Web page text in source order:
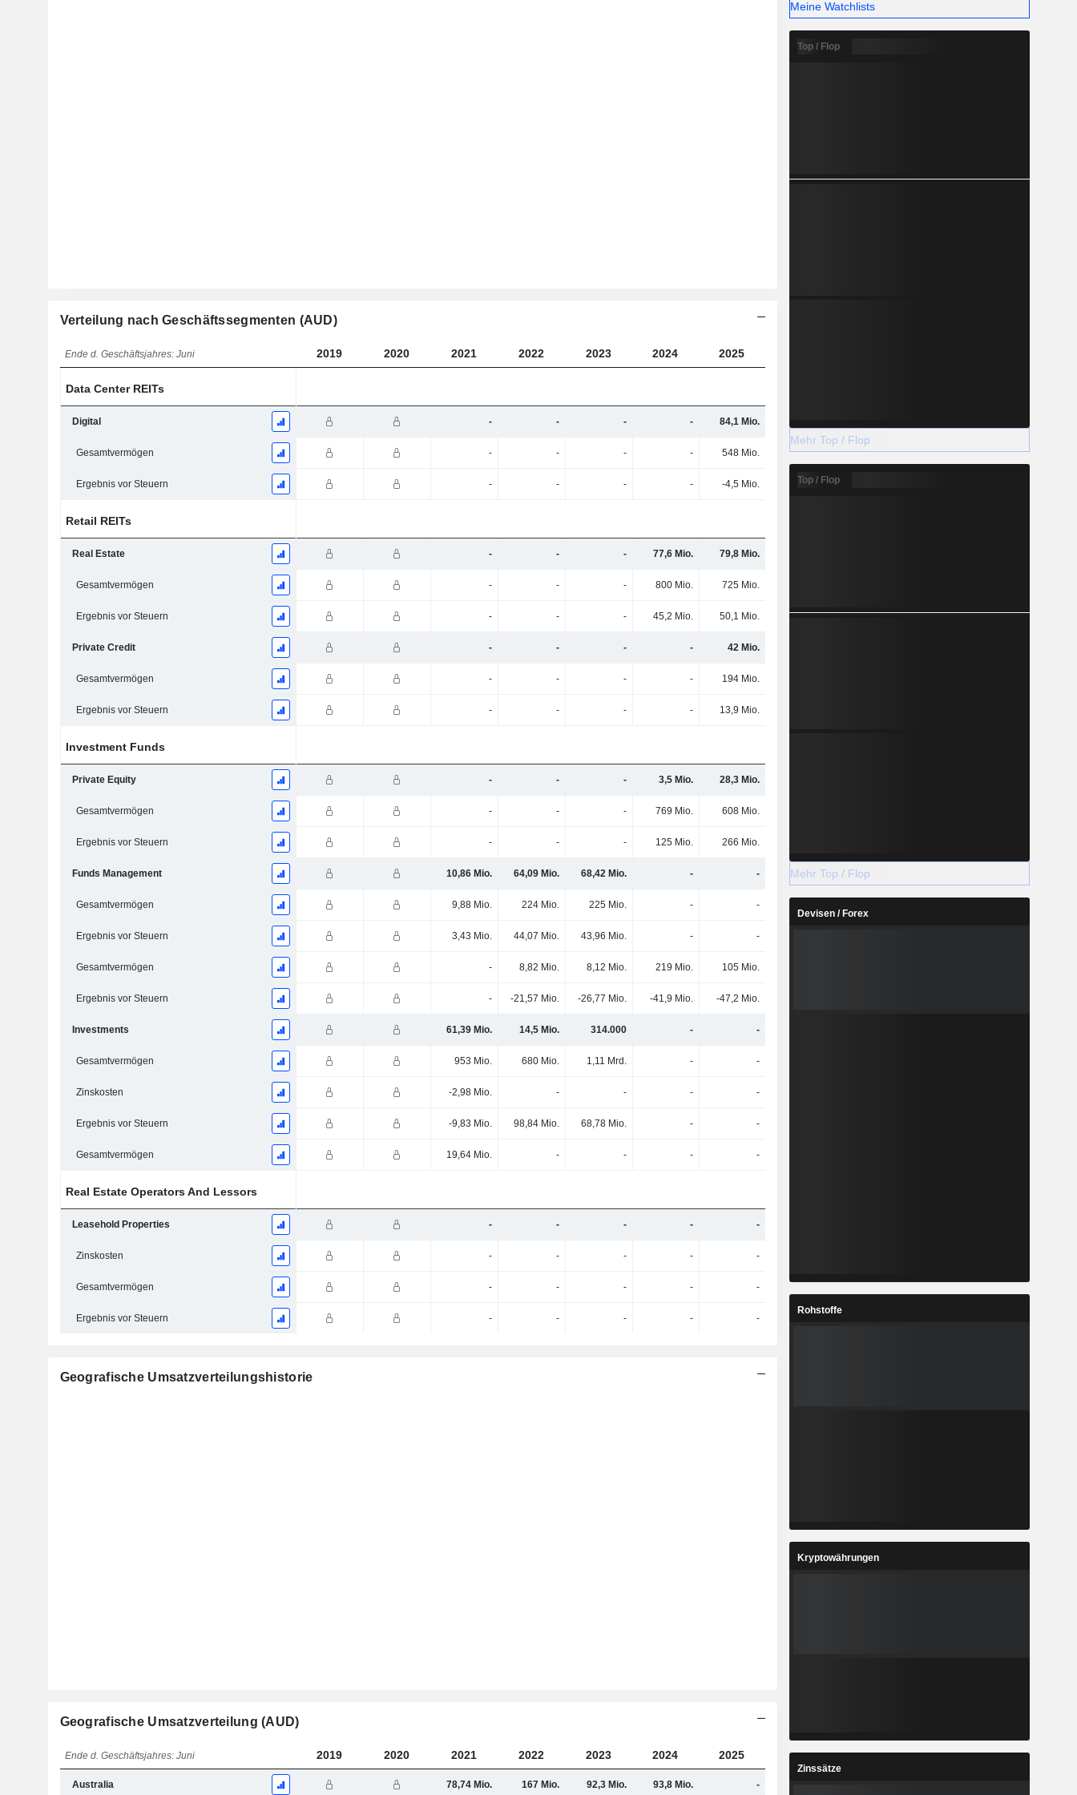
Verteilung nach Geschäftssegmenten (AUD)
Ende d. Geschäftsjahres: Juni 2019 2020 2021 2022 2023 2024 2025
Data Center REITs
Digital - - - - 84,1 Mio.
Gesamtvermögen - - - - 548 Mio.
Ergebnis vor Steuern - - - - -4,5 Mio.
Retail REITs
Real Estate - - - 77,6 Mio. 79,8 Mio.
Gesamtvermögen - - - 800 Mio. 725 Mio.
Ergebnis vor Steuern - - - 45,2 Mio. 50,1 Mio.
Private Credit - - - - 42 Mio.
Gesamtvermögen - - - - 194 Mio.
Ergebnis vor Steuern - - - - 13,9 Mio.
Investment Funds
Private Equity - - - 3,5 Mio. 28,3 Mio.
Gesamtvermögen - - - 769 Mio. 608 Mio.
Ergebnis vor Steuern - - - 125 Mio. 266 Mio.
Funds Management 10,86 Mio. 64,09 Mio. 68,42 Mio. - -
Gesamtvermögen 9,88 Mio. 224 Mio. 225 Mio. - -
Ergebnis vor Steuern 3,43 Mio. 44,07 Mio. 43,96 Mio. - -
Gesamtvermögen - 8,82 Mio. 8,12 Mio. 219 Mio. 105 Mio.
Ergebnis vor Steuern - -21,57 Mio. -26,77 Mio. -41,9 Mio. -47,2 Mio.
Investments 61,39 Mio. 14,5 Mio. 314.000 - -
Gesamtvermögen 953 Mio. 680 Mio. 1,11 Mrd. - -
Zinskosten -2,98 Mio. - - - -
Ergebnis vor Steuern -9,83 Mio. 98,84 Mio. 68,78 Mio. - -
Gesamtvermögen 19,64 Mio. - - - -
Real Estate Operators And Lessors
Leasehold Properties - - - - -
Zinskosten - - - - -
Gesamtvermögen - - - - -
Ergebnis vor Steuern - - - - -
Geografische Umsatzverteilungshistorie
Geografische Umsatzverteilung (AUD)
Ende d. Geschäftsjahres: Juni 2019 2020 2021 2022 2023 2024 2025
Australia 78,74 Mio. 167 Mio. 92,3 Mio. 93,8 Mio. -
Meine Watchlists
Top / Flop
Mehr Top / Flop
Top / Flop
Mehr Top / Flop
Devisen / Forex
Rohstoffe
Kryptowährungen
Zinssätze